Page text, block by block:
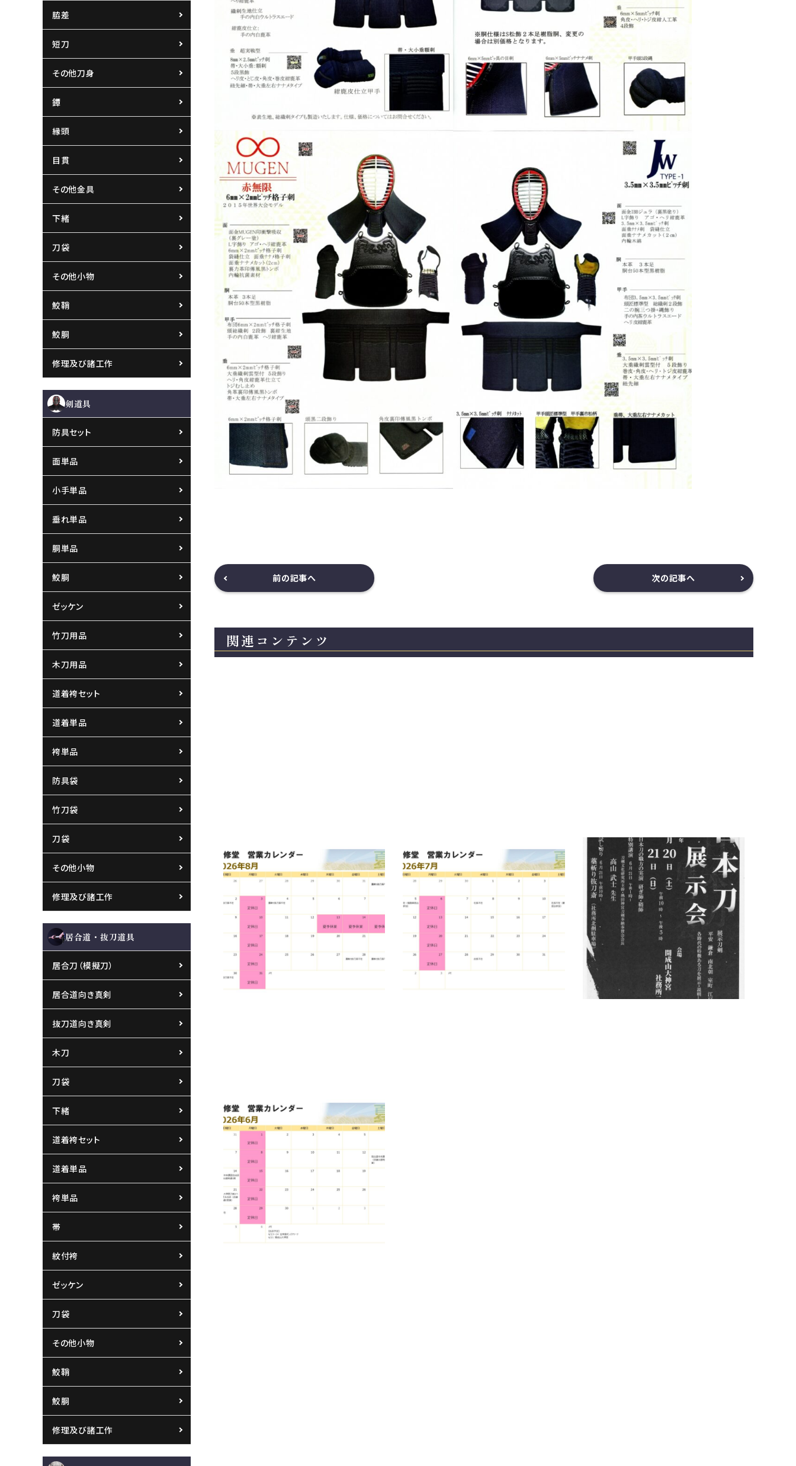
前の記事へ 次の記事へ
関連コンテンツ
８月の営業カレンダー
2026.07.30
７月の営業カレンダー
2026.06.30
開成山大神宮 日本刀展示会イベントのお
知らせ
2026.06.01
お知らせ 刀関係 武修堂だより
６月の営業カレンダー
2026.05.31
お知らせ
脇差
短刀
その他刀身
鐔
縁頭
目貫
その他金具
下緒
刀袋
その他小物
鮫鞘
鮫胴
修理及び諸工作
剣道具
防具セット
面単品
小手単品
垂れ単品
胴単品
鮫胴
ゼッケン
竹刀用品
木刀用品
道着袴セット
道着単品
袴単品
防具袋
竹刀袋
刀袋
その他小物
修理及び諸工作
居合道・抜刀道具
居合刀（模擬刀）
居合道向き真剣
抜刀道向き真剣
木刀
刀袋
下緒
道着袴セット
道着単品
袴単品
帯
紋付袴
ゼッケン
刀袋
その他小物
鮫鞘
鮫胴
修理及び諸工作